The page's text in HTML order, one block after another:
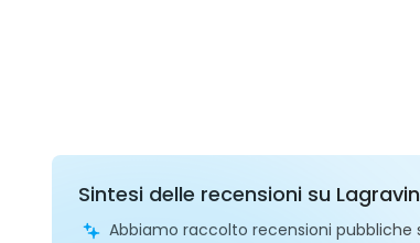
Sintesi delle recensioni su
Abbiamo raccolto recensioni